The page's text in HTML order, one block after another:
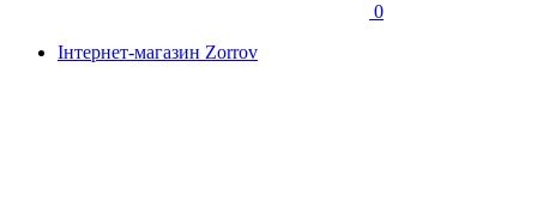
0
Інтернет-магазин Zorrov